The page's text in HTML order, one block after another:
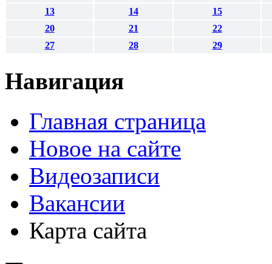
13
14
15
20
21
22
27
28 29
Навигация
Главная страница
Новое на сайте
Видеозаписи
Вакансии
Карта сайта